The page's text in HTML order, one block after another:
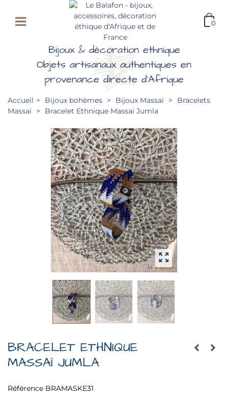
0
Bijoux & décoration ethnique
Objets artisanaux authentiques en
provenance directe d'Afrique
Accueil > Bijoux bohèmes > Bijoux Massaï >
Bracelets
Massaï > Bracelet Ethnique Massaï Jumla
BRACELET ETHNIQUE
MASSAÏ JUMLA
Référence BRAMASKE31